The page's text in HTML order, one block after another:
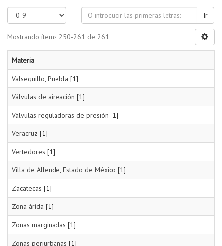
Ir
Mostrando ítems 250-261 de 261
Materia
Valsequillo, Puebla [1]
Válvulas de aireación [1]
Válvulas reguladoras de presión [1]
Veracruz [1]
Vertedores [1]
Villa de Allende, Estado de México [1]
Zacatecas [1]
Zona árida [1]
Zonas marginadas [1]
Zonas periurbanas [1]